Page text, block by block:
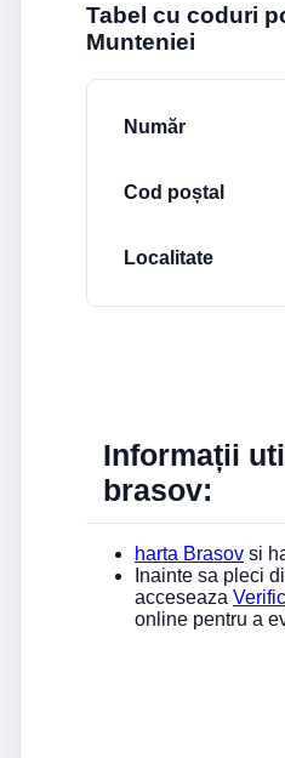
Tabel cu coduri
Munteniei
Informații
brasov:
harta Brasov si
Inainte sa pleci
acceseaza
online pentru a